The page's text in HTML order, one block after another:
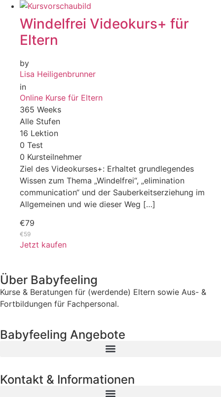
Windelfrei Videokurs+ für
Eltern
by
Lisa Heiligenbrunner
in
Online Kurse für Eltern
365 Weeks
Alle Stufen
16 Lektion
0 Test
0 Kursteilnehmer
Ziel des Videokurses+: Erhaltet grundlegendes
Wissen zum Thema „Windelfrei“, „elimination
communication“ und der Sauberkeitserziehung im
Allgemeinen und wie dieser Weg […]
€79
€59
Jetzt kaufen
Über Babyfeeling
Kurse & Beratungen für (werdende) Eltern sowie Aus- &
Fortbildungen für Fachpersonal.
Babyfeeling Angebote
Kontakt & Informationen